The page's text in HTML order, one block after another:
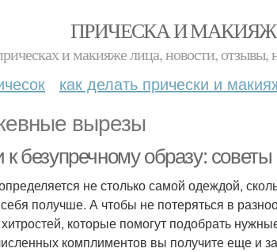
ПРИЧЕСКА И МАКИЯЖ
и макияже лица, новости, отзывы,
как делать прически и
вырезы
к безупречному образу: советы
не столько самой одеждой,
себя получше. А чтобы не потеряться в
хитростей, которые помогут подобрать
комплиментов вы получите еще и